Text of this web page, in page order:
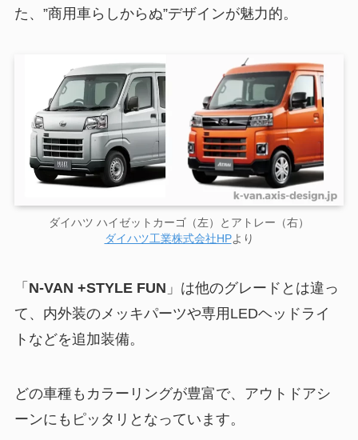
た、”商用車らしからぬ”デザインが魅力的。
ダイハツ ハイゼットカーゴ（左）とアトレー（右）
ダイハツ工業株式会社HPより
「 N-VAN +STYLE FUN 」は他のグレードとは違っ
て、内外装のメッキパーツや専用LEDヘッドライ
トなどを追加装備。
どの車種もカラーリングが豊富で、アウトドアシ
ーンにもピッタリとなっています。